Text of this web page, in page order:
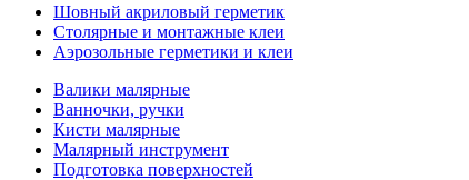
Шовный акриловый герметик
Столярные и монтажные клеи
Аэрозольные герметики и клеи
Валики малярные
Ванночки, ручки
Кисти малярные
Малярный инструмент
Подготовка поверхностей